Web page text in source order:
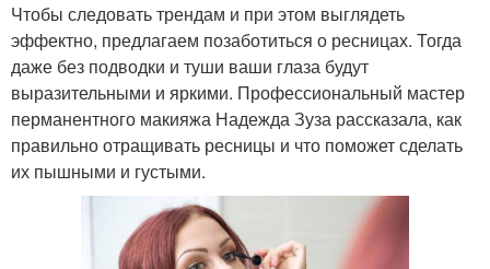
Чтобы следовать трендам и при этом выглядеть
эффектно, предлагаем позаботиться о ресницах. Тогда
даже без подводки и туши ваши глаза будут
выразительными и яркими. Профессиональный мастер
перманентного макияжа Надежда Зуза рассказала, как
правильно отращивать ресницы и что поможет сделать
их пышными и густыми.